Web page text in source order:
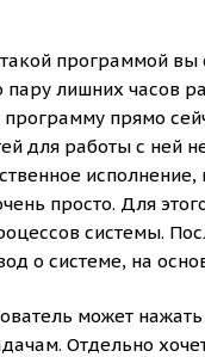
программой
пару лишних часов
прямо
для работы с ней
просто. Для
системы.
о системе, на
может
Отдельно